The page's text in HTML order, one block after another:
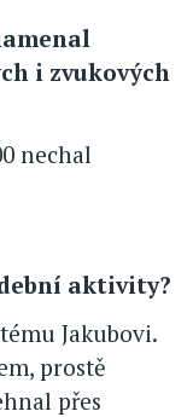
i zvukových
nechal
aktivity?
Jakubovi.
prostě
přes